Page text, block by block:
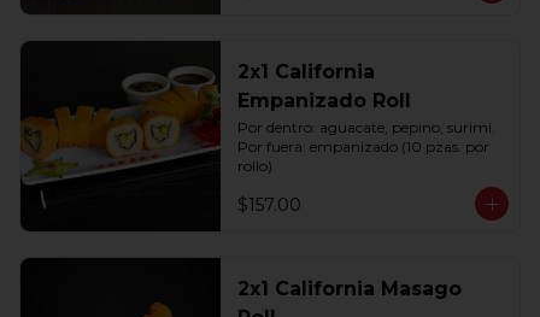
2x1 California
Empanizado Roll
Por dentro: aguacate, pepino, surimi.
Por fuera: empanizado (10 pzas. por
rollo).
$157.00
2x1 California Masago